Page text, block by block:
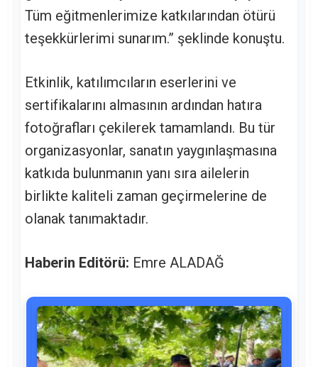
Tüm eğitmenlerimize katkılarından ötürü
teşekkürlerimi sunarım.” şeklinde konuştu.
Etkinlik, katılımcıların eserlerini ve
sertifikalarını almasının ardından hatıra
fotoğrafları çekilerek tamamlandı. Bu tür
organizasyonlar, sanatın yaygınlaşmasına
katkıda bulunmanın yanı sıra ailelerin
birlikte kaliteli zaman geçirmelerine de
olanak tanımaktadır.
Haberin Editörü: Emre ALADAĞ